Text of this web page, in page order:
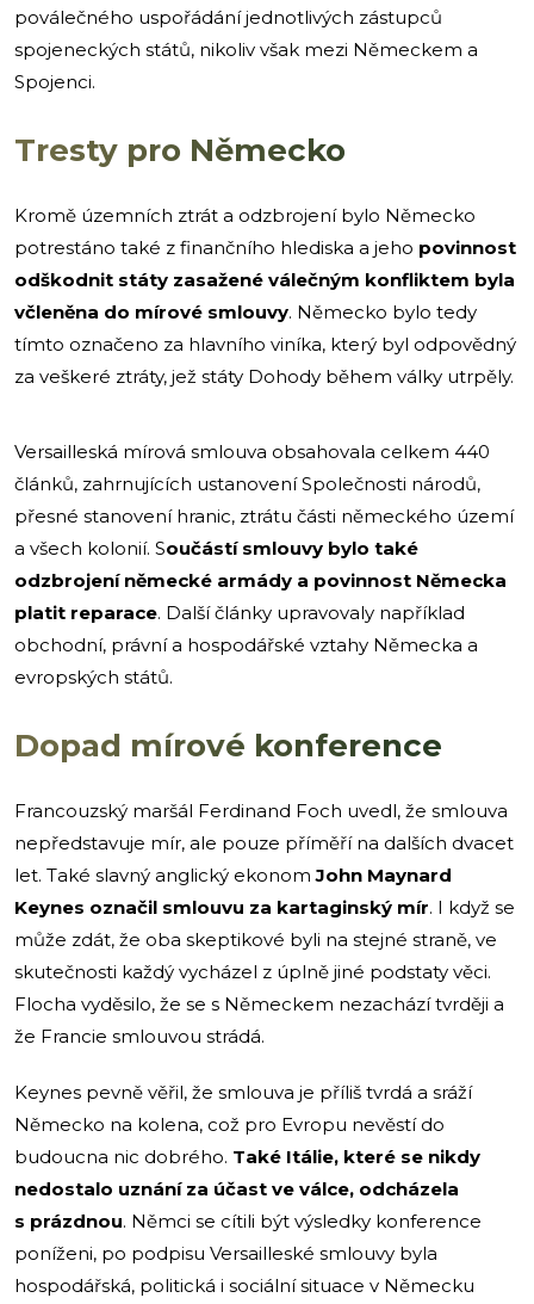
poválečného uspořádání jednotlivých zástupců
spojeneckých států, nikoliv však mezi Německem a
Spojenci.
Tresty pro Německo
Kromě územních ztrát a odzbrojení bylo Německo
potrestáno také z finančního hlediska a jeho povinnost
odškodnit státy zasažené válečným konfliktem byla
včleněna do mírové smlouvy. Německo bylo tedy
tímto označeno za hlavního viníka, který byl odpovědný
za veškeré ztráty, jež státy Dohody během války utrpěly.
Versailleská mírová smlouva obsahovala celkem 440
článků, zahrnujících ustanovení Společnosti národů,
přesné stanovení hranic, ztrátu části německého území
a všech kolonií. Součástí smlouvy bylo také
odzbrojení německé armády a povinnost Německa
platit reparace. Další články upravovaly například
obchodní, právní a hospodářské vztahy Německa a
evropských států.
Dopad mírové konference
Francouzský maršál Ferdinand Foch uvedl, že smlouva
nepředstavuje mír, ale pouze příměří na dalších dvacet
let. Také slavný anglický ekonomJohn Maynard
Keynes označil smlouvu za kartaginský mír. I když se
může zdát, že oba skeptikové byli na stejné straně, ve
skutečnosti každý vycházel z úplně jiné podstaty věci.
Flocha vyděsilo, že se s Německem nezachází tvrději a
že Francie smlouvou strádá.
Keynes pevně věřil, že smlouva je příliš tvrdá a sráží
Německo na kolena, což pro Evropu nevěstí do
budoucna nic dobrého. Také Itálie, které se nikdy
nedostalo uznání za účast ve válce, odcházela
s prázdnou. Němci se cítili být výsledky konference
poníženi, po podpisu Versailleské smlouvy byla
hospodářská, politická i sociální situace v Německu